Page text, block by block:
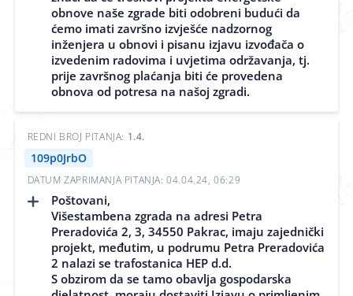
obnove naše zgrade biti odobreni budući da
ćemo imati završno izvješće nadzornog
inženjera u obnovi i pisanu izjavu izvođača o
izvedenim radovima i uvjetima održavanja, tj.
prije završnog plaćanja biti će provedena
obnova od potresa na našoj zgradi.
REDNI BROJ PITANJA: 1.4.
109p0JrbO
DATUM ZAPRIMANJA PITANJA: 04.04.24, 06:29
Poštovani,
Višestambena zgrada na adresi Petra
Preradovića 2, 3, 34550 Pakrac, imaju zajednički
projekt, međutim, u podrumu Petra Preradovića
2 nalazi se trafostanica HEP d.d.
S obzirom da se tamo obavlja gospodarska